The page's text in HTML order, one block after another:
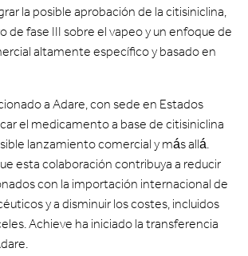
la posible aprobación de la citisiniclina,
de fase III sobre el vapeo y un enfoque de
altamente específico y basado en
a Adare, con sede en Estados
el medicamento a base de citisiniclina
lanzamiento comercial y más allá.
esta colaboración contribuya a reducir
con la importación internacional de
y a disminuir los costes, incluidos
Achieve ha iniciado la transferencia